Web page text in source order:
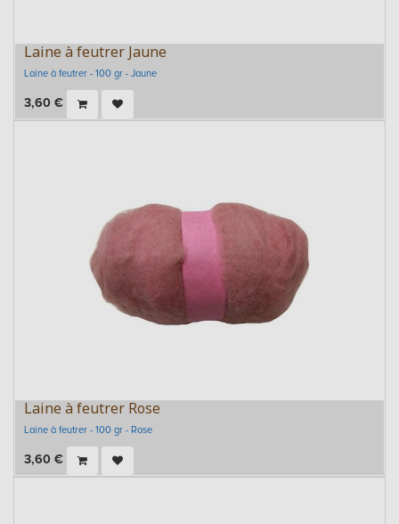
Laine à feutrer Jaune
Laine à feutrer - 100 gr - Jaune
3,60 €
Laine à feutrer Rose
Laine à feutrer - 100 gr - Rose
3,60 €